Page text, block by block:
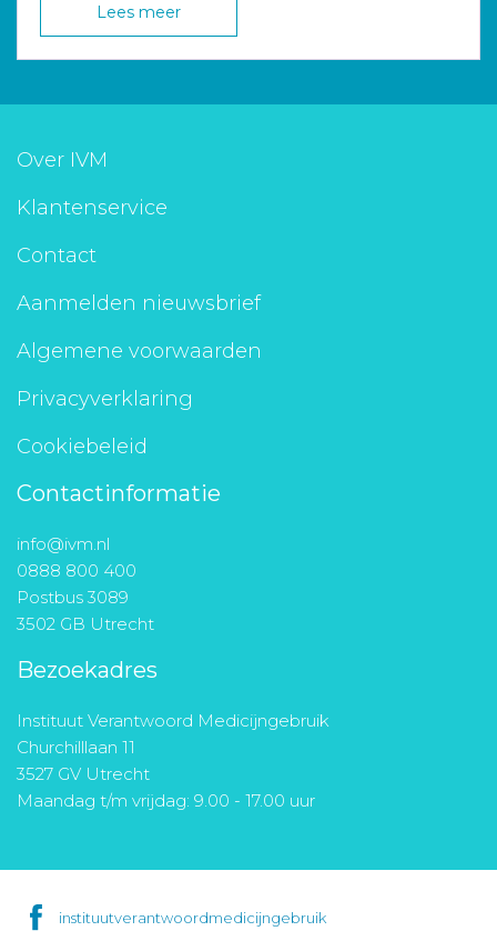
Lees meer
Over IVM
Klantenservice
Contact
Aanmelden nieuwsbrief
Algemene voorwaarden
Privacyverklaring
Cookiebeleid
Contactinformatie
info@ivm.nl
0888 800 400
Postbus 3089
3502 GB Utrecht
Bezoekadres
Instituut Verantwoord Medicijngebruik
Churchilllaan 11
3527 GV Utrecht
Maandag t/m vrijdag: 9.00 - 17.00 uur
instituutverantwoordmedicijngebruik